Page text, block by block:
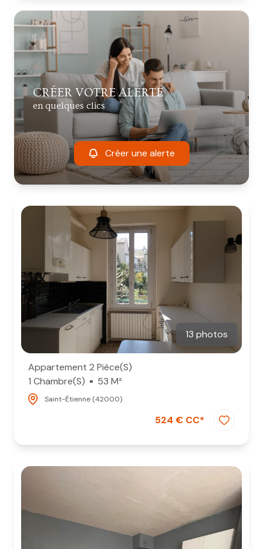
CRÉER VOTRE ALERTE
en quelques clics
Créer une alerte
13 photos
Appartement 2 Pièce(s)
1 Chambre(s)
53 M²
Saint-Étienne (42000)
524 € CC*